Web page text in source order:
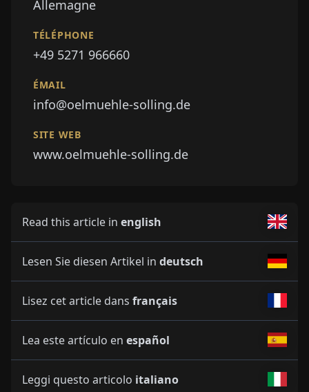
Allemagne
TÉLÉPHONE
+49 5271 966660
ÉMAIL
info@oelmuehle-solling.de
SITE WEB
www.oelmuehle-solling.de
Read this article in english
Lesen Sie diesen Artikel in deutsch
Lisez cet article dans français
Lea este artículo en español
Leggi questo articolo italiano